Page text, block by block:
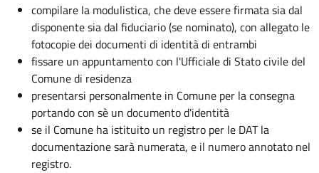
compilare la modulistica, che deve essere firmata sia dal
disponente sia dal fiduciario (se nominato), con allegato le
fotocopie dei documenti di identità di entrambi
fissare un appuntamento con l'Ufficiale di Stato civile del
Comune di residenza
presentarsi personalmente in Comune per la consegna
portando con sè un documento d'identità
se il Comune ha istituito un registro per le DAT la
documentazione sarà numerata, e il numero annotato nel
registro.